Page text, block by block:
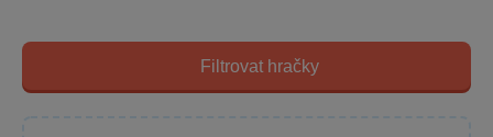
Filtrovat hračky